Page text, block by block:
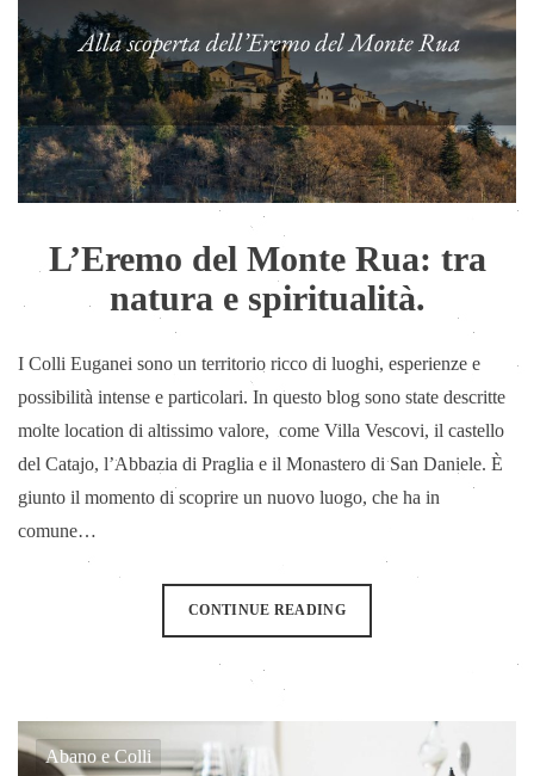
L’Eremo del Monte Rua: tra
natura e spiritualità.
I Colli Euganei sono un territorio ricco di luoghi, esperienze e
possibilità intense e particolari. In questo blog sono state descritte
molte location di altissimo valore, come Villa Vescovi, il castello
del Catajo, l’Abbazia di Praglia e il Monastero di San Daniele. È
giunto il momento di scoprire un nuovo luogo, che ha in
comune…
CONTINUE READING
Abano e Colli